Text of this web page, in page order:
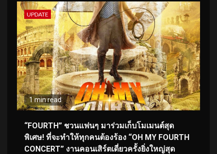
UPDATE
1 min read
“FOURTH” ชวนแฟนๆ มาร่วมเก็บโมเมนต์สุด
พิเศษ! ที่จะทำให้ทุกคนต้องร้อง “OH MY FOURTH
CONCERT” งานคอนเสิร์ตเดี่ยวครั้งยิ่งใหญ่สุด